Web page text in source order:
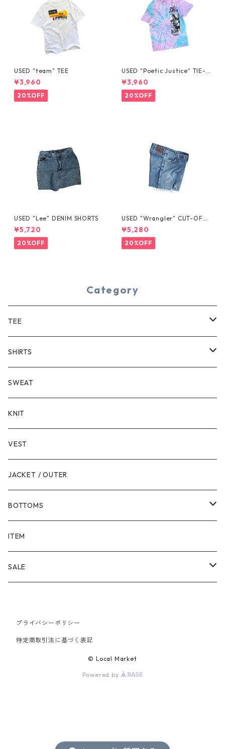
USED "team" TEE
¥3,960
20%OFF
USED "Poetic Justice" TIE-D
YE TEE
¥3,960
20%OFF
USED "Lee" DENIM SHORTS
¥5,720
20%OFF
USED "Wrangler" CUT-OFF
DENIM SHORTS
¥5,280
20%OFF
Category
TEE
SHORT SLEEVE
LONG SLEEVE
SHIRTS
SHORT SLEEVE
LONG SLEEVE
SWEAT
KNIT
VEST
JACKET / OUTER
BOTTOMS
SHORTS
PANTS
ITEM
SALE
PANTS
プライバシーポリシー
特定商取引法に基づく表記
© Local Market
Powered by